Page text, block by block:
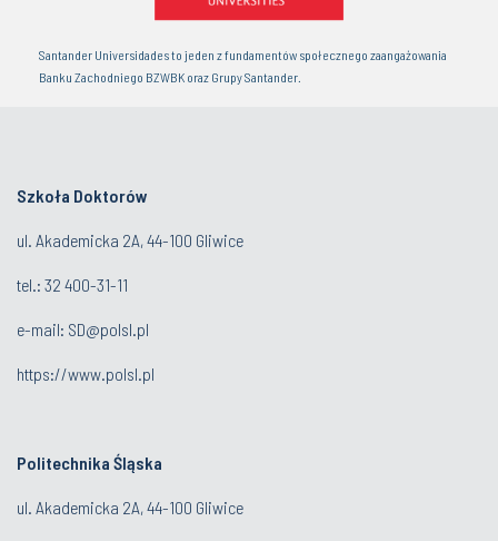
Santander Universidades to jeden z fundamentów społecznego zaangażowania
Banku Zachodniego BZWBK oraz Grupy Santander.
Szkoła Doktorów
ul. Akademicka 2A, 44-100 Gliwice
tel.: 32 400-31-11
e-mail: SD@polsl.pl
https://www.polsl.pl
Politechnika Śląska
ul. Akademicka 2A, 44-100 Gliwice